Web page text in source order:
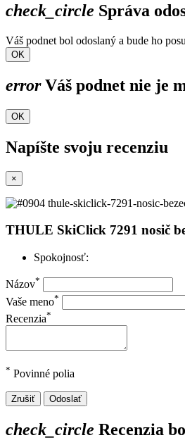
check_circle Správa
Váš podnet bol odoslaný a bude ho
OK
errorVáš podnet nie je
OK
Napíšte svoju recenziu
×
THULE SkiClick 7291 nosič
Spokojnosť:
Názov*
Vaše meno*
Recenzia*
* Povinné polia
Zrušiť Odoslať
check_circle Recenzia